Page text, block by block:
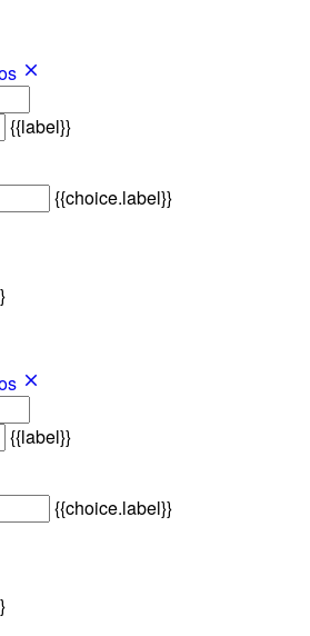
{{label}}
{{choice.label}}
{{label}}
{{choice.label}}